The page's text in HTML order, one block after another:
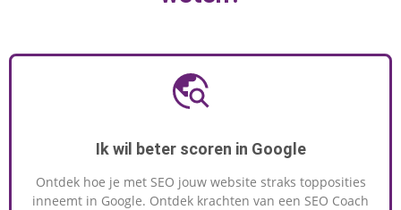
Ik wil beter scoren in Google
Ontdek hoe je met SEO jouw website straks topposities
inneemt in Google. Ontdek krachten van een SEO Coach